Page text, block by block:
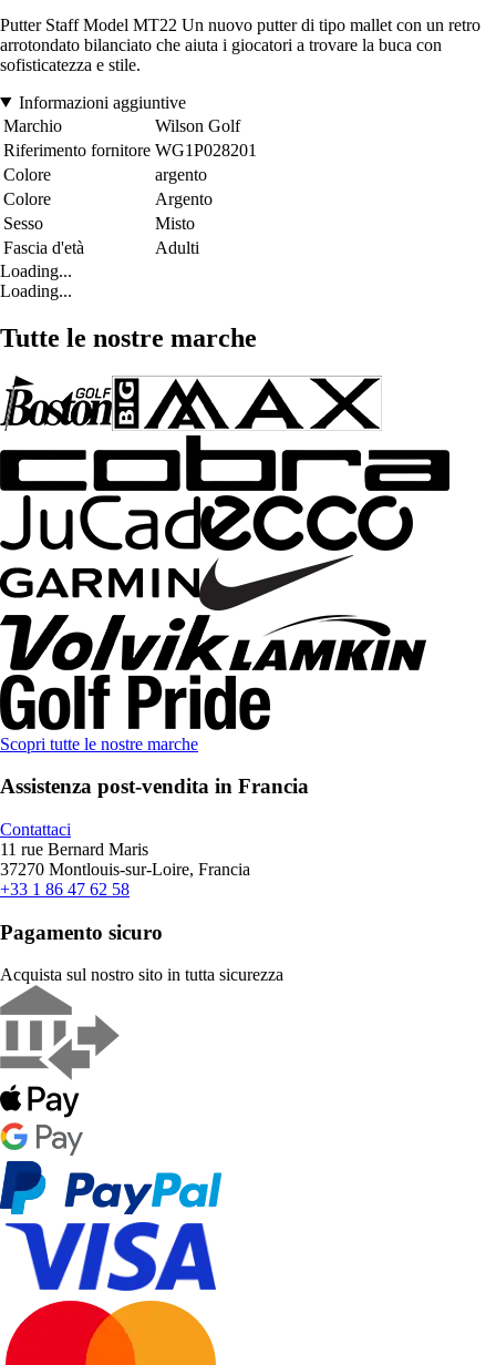
Putter Staff Model MT22 Un nuovo putter di tipo mallet con un retro
arrotondato bilanciato che aiuta i giocatori a trovare la buca con
sofisticatezza e stile.
Informazioni aggiuntive
Marchio
Wilson Golf
Riferimento fornitore WG1P028201
Colore
argento
Colore
Argento
Sesso
Misto
Fascia d'età
Adulti
Loading...
Loading...
Tutte le nostre marche
Scopri tutte le nostre marche
Assistenza post-vendita in Francia
Contattaci
11 rue Bernard Maris
37270 Montlouis-sur-Loire, Francia
+33 1 86 47 62 58
Pagamento sicuro
Acquista sul nostro sito in tutta sicurezza